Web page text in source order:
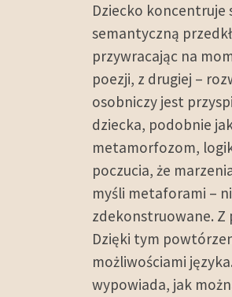
Dziecko koncentruje
semantyczną
przywracając na
poezji, z drugiej –
osobniczy jest
dziecka, podobnie
metamorfozom,
poczucia, że
myśli metaforami –
zdekonstruowane. Z
Dzięki tym
możliwościami
wypowiada, jak